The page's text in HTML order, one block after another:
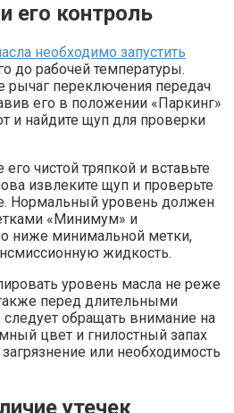
его контроль
необходимо запустить
до рабочей температуры.
рычаг переключения передач
его в положении «Паркинг»
и найдите щуп для проверки
чистой тряпкой и вставьте
извлеките щуп и проверьте
Нормальный уровень должен
«Минимум» и
ниже минимальной метки,
жидкость.
уровень масла не реже
перед длительными
обращать внимание на
цвет и гнилостный запах
или необходимость
утечек